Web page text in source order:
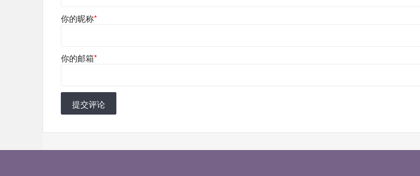
你的昵称*
你的邮箱*
提交评论